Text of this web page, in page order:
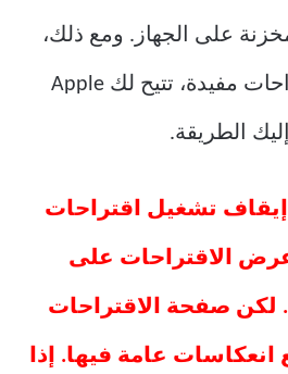
على الجهاز. ومع ذلك،
إذا لم تجد هذه الاقتراحات مفيدة، تتيح لك Apple
الطريقة.
تشغيل اقتراحات
عرض الاقتراحات على
لكن صفحة الاقتراحات
عامة فيها. إذا